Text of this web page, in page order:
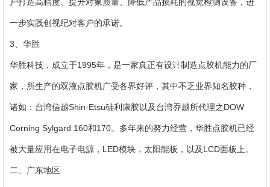
户打造高精度、提升对象质量、降低产品损耗的视觉检测设备，进
一步实践创视纪对客户的承诺。
3、华胜
华胜科技，成立于1995年，是一家真正有设计制造点胶机能力的厂
家，所生产的双液点胶机广受各界好评，其中不乏业界知名胶种，
诸如：台湾信越Shin-Etsu硅利康胶以及台湾乔越所代理之DOW
Corning Sylgard 160和170。多年来的努力经营，华胜点胶机已经
被大量应用在电子电源，LED模块，太阳能板，以及LCD面板上。
二、广东地区